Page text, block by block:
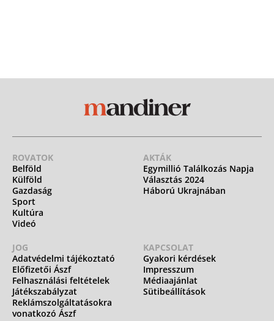
ROVATOK
Belföld
Külföld
Gazdaság
Sport
Kultúra
Videó
AKTÁK
Egymillió Találkozás Napja
Választás 2024
Háború Ukrajnában
JOG
Adatvédelmi tájékoztató
Előfizetői Ászf
Felhasználási feltételek
Játékszabályzat
Reklámszolgáltatásokra
vonatkozó Ászf
KAPCSOLAT
Gyakori kérdések
Impresszum
Médiaajánlat
Sütibeállítások